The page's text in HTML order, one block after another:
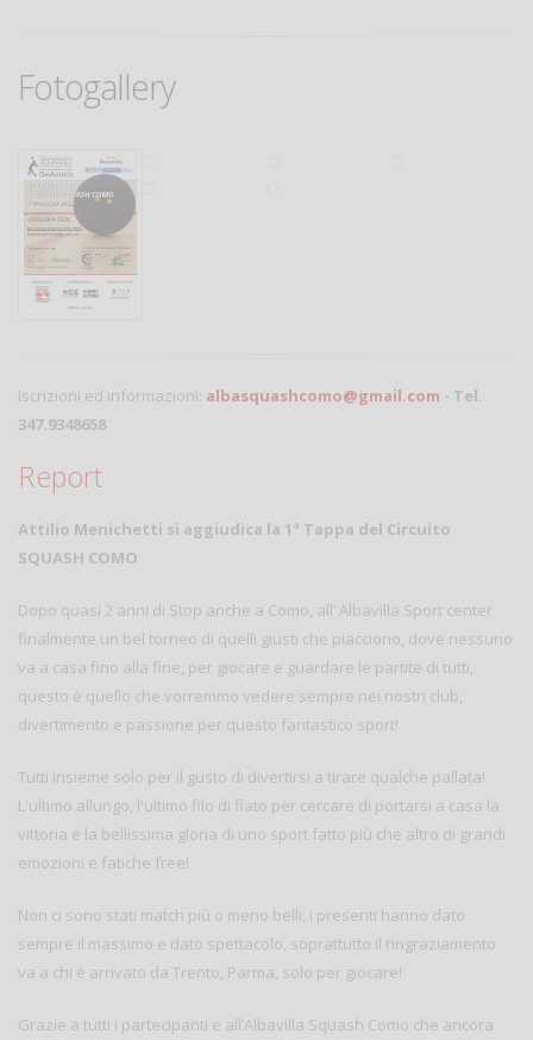
Fotogallery
Iscrizioni ed informazioni: albasquashcomo@gmail.com - Tel.
347.9348658
Report
Attilio Menichetti si aggiudica la 1ª Tappa del Circuito
SQUASH COMO
Dopo quasi 2 anni di Stop anche a Como, all’ Albavilla Sport center
finalmente un bel torneo di quelli giusti che piacciono, dove nessuno
va a casa fino alla fine, per giocare e guardare le partite di tutti,
questo è quello che vorremmo vedere sempre nei nostri club,
divertimento e passione per questo fantastico sport!
Tutti insieme solo per il gusto di divertirsi a tirare qualche pallata!
L'ultimo allungo, l'ultimo filo di fiato per cercare di portarsi a casa la
vittoria e la bellissima gloria di uno sport fatto più che altro di grandi
emozioni e fatiche free!
Non ci sono stati match più o meno belli, i presenti hanno dato
sempre il massimo e dato spettacolo, soprattutto il ringraziamento
va a chi è arrivato da Trento, Parma, solo per giocare!
Grazie a tutti i partecipanti e all’Albavilla Squash Como che ancora